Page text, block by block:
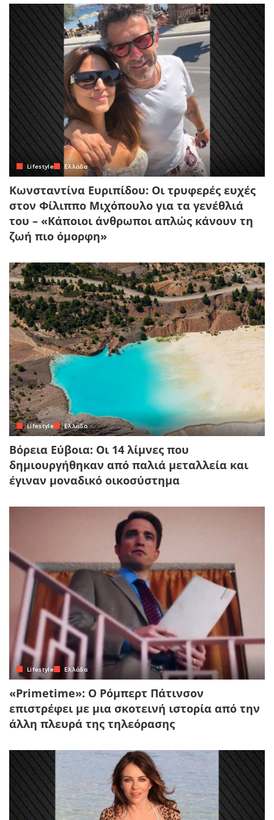
Lifestyle Ελλάδα
Κωνσταντίνα Ευριπίδου: Οι τρυφερές ευχές
στον Φίλιππο Μιχόπουλο για τα γενέθλιά
του – «Κάποιοι άνθρωποι απλώς κάνουν τη
ζωή πιο όμορφη»
Lifestyle Ελλάδα
Βόρεια Εύβοια: Οι 14 λίμνες που
δημιουργήθηκαν από παλιά μεταλλεία και
έγιναν μοναδικό οικοσύστημα
Lifestyle Ελλάδα
«Primetime»: Ο Ρόμπερτ Πάτινσον
επιστρέφει με μια σκοτεινή ιστορία από την
άλλη πλευρά της τηλεόρασης